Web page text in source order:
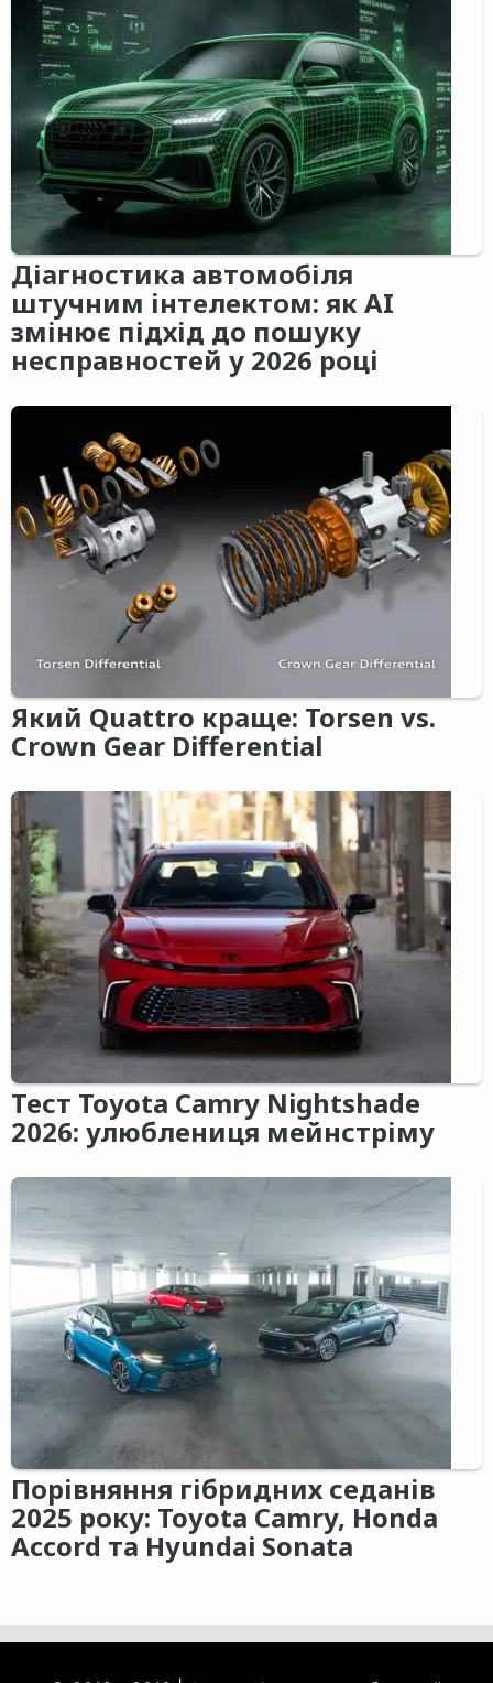
Діагностика автомобіля
штучним інтелектом: як AI
змінює підхід до пошуку
несправностей у 2026 році
Який Quattro краще: Torsen vs.
Crown Gear Differential
Тест Toyota Camry Nightshade
2026: улюблениця мейнстріму
Порівняння гібридних седанів
2025 року: Toyota Camry, Honda
Accord та Hyundai Sonata